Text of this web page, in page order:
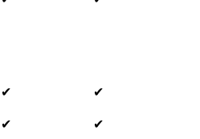
✔
✔
✔
✔